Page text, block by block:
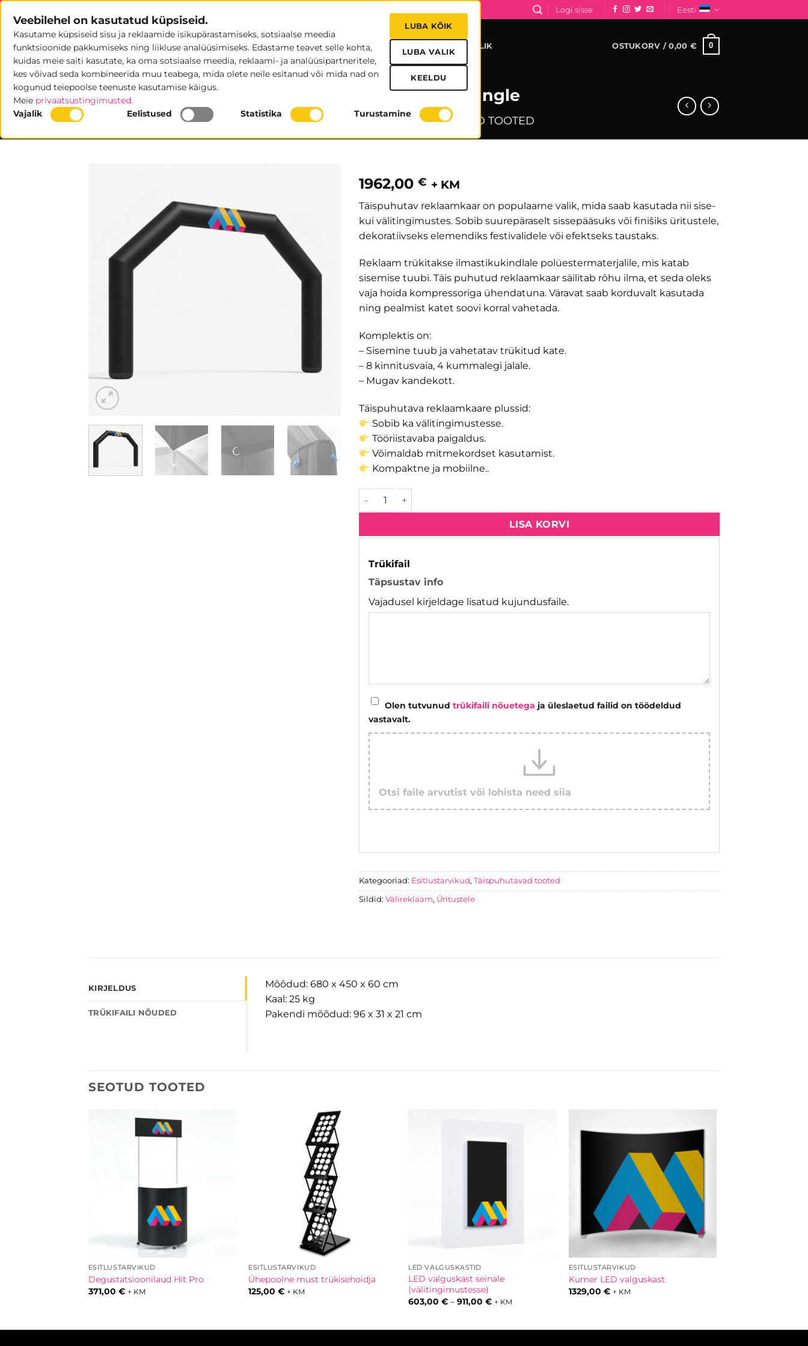
Skip
content
Logi sisse Eesti
POOD UUDISED MEIST TRÜKIFAILID KASULIK OSTUKORV /0,00 € 0
Täispuhutav värav Triangle
ESITLUSTARVIKUD / TÄISPUHUTAVAD TOOTED
1962,00 € + KM
Täispuhutav reklaamkaar on populaarne valik, mida saab kasutada nii sise-
kui välitingimustes. Sobib suurepäraselt sissepääsuks või finišiks üritustele,
dekoratiivseks elemendiks festivalidele või efektseks taustaks.
Reklaam trükitakse ilmastikukindlale polüestermaterjalile, mis katab
sisemise tuubi. Täis puhutud reklaamkaar säilitab rõhu ilma, et seda oleks
vaja hoida kompressoriga ühendatuna. Väravat saab korduvalt kasutada
ning pealmist katet soovi korral vahetada.
Komplektis on:
– Sisemine tuub ja vahetatav trükitud kate.
– 8 kinnitusvaia, 4 kummalegi jalale.
– Mugav kandekott.
Täispuhutava reklaamkaare plussid:
Sobib ka välitingimustesse.
Tööriistavaba paigaldus.
Võimaldab mitmekordset kasutamist.
Kompaktne ja mobiilne..
LISA KORVI
Trükifail
Täpsustav info
Vajadusel kirjeldage lisatud kujundusfaile.
Olen tutvunud trükifaili nõuetega ja üleslaetud failid on töödeldud
vastavalt.
Otsi faile arvutist või lohista need siia
Kategooriad: Esitlustarvikud, Täispuhutavad tooted
Sildid: Välireklaam, Üritustele
KIRJELDUS
TRÜKIFAILI NÕUDED
Mõõdud: 680 x 450 x 60 cm
Kaal: 25 kg
Pakendi mõõdud: 96 x 31 x 21 cm
SEOTUD TOOTED
ESITLUSTARVIKUD
Degustatsioonilaud Hit Pro
371,00 € + KM
ESITLUSTARVIKUD
Ühepoolne must trükisehoidja
125,00€ + KM
LED VALGUSKASTID
LED valguskast seinale
(välitingimustesse)
603,00€ – 911,00€Hinnavahemik:
+ KM
ESITLUSTARVIKUD
Kumer LED valguskast
1329,00 € + KM
Veebilehel on kasutatud küpsiseid.
Kasutame küpsiseid sisu ja reklaamide isikupärastamiseks, sotsiaalse meedia
funktsioonide pakkumiseks ning liikluse analüüsimiseks. Edastame teavet selle kohta,
kuidas meie saiti kasutate, ka oma sotsiaalse meedia, reklaami- ja analüüsipartneritele,
kes võivad seda kombineerida muu teabega, mida olete neile esitanud või mida nad on
kogunud teiepoolse teenuste kasutamise käigus.
Meie privaatsustingimusted.
LUBA KÕIK
LUBA VALIK
KEELDU
Vajalik Eelistused Statistika Turustamine